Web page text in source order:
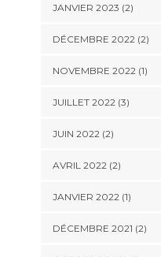
JANVIER 2023 (2)
DÉCEMBRE 2022(2)
NOVEMBRE 2022(1)
JUILLET 2022(3)
JUIN 2022(2)
AVRIL 2022(2)
JANVIER 2022(1)
DÉCEMBRE 2021 (2)